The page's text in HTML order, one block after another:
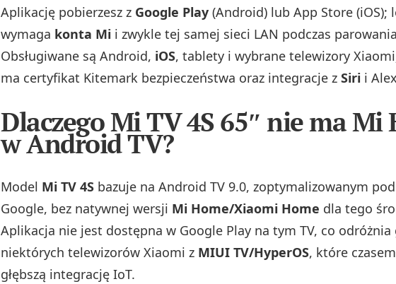
Aplikację pobierzesz z Google Play (Android) lub App Store (iOS);
wymaga konta Mi i zwykle tej samej sieci LAN podczas
Obsługiwane są Android, iOS, tablety i wybrane telewizory
ma certyfikat Kitemark bezpieczeństwa oraz integracje z Siri i
Dlaczego Mi TV 4S 65″ nie ma Mi
w Android TV?
Model Mi TV 4S bazuje na Android TV 9.0, zoptymalizowanym
Google, bez natywnej wersji Mi Home/Xiaomi Home dla tego
Aplikacja nie jest dostępna w Google Play na tym TV, co odróżnia
niektórych telewizorów Xiaomi z MIUI TV/HyperOS, które
głębszą integrację IoT.